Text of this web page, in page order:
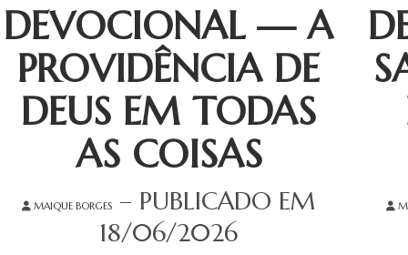
DEVOCIONAL — A
PROVIDÊNCIA DE
DEUS EM TODAS
AS COISAS
MAIQUE BORGES
– PUBLICADO EM
18/06/2026